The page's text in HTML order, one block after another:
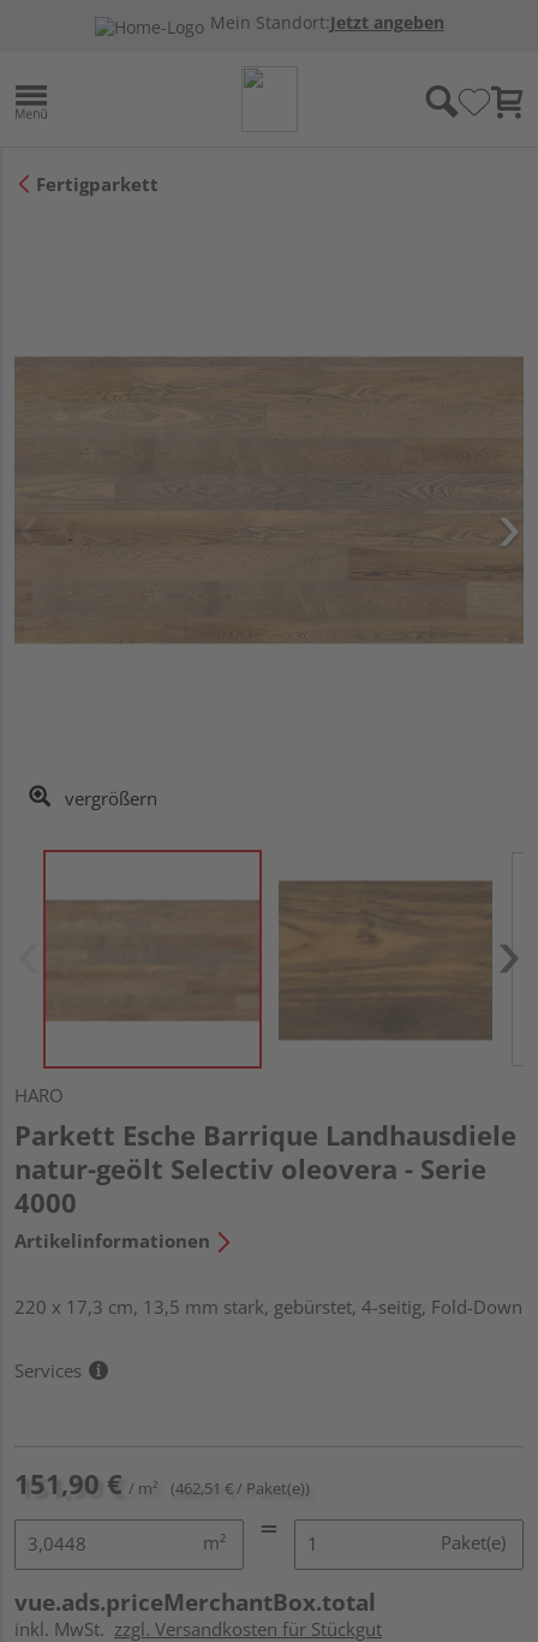
Mein Standort:Jetzt angeben
Fertigparkett
vergrößern
HARO
Parkett Esche Barrique Landhausdiele
natur-geölt Selectiv oleovera - Serie
4000
Artikelinformationen
220 x 17,3 cm, 13,5 mm stark, gebürstet, 4-seitig, Fold-Down
Services
151,90 € / m² (462,51 € / Paket(e))
m² Paket(e)
vue.ads.priceMerchantBox.total
inkl. MwSt. zzgl. Versandkosten für Stückgut